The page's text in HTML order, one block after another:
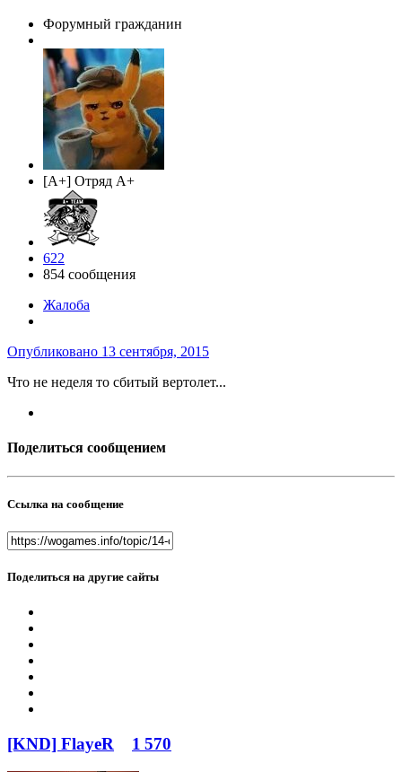
Форумный гражданин
[A+] Отряд A+
622
854 сообщения
Жалоба
Опубликовано 13 сентября, 2015
Что не неделя то сбитый вертолет...
Поделиться сообщением
Ссылка на сообщение
Поделиться на другие сайты
[KND] FlayeR 1 570